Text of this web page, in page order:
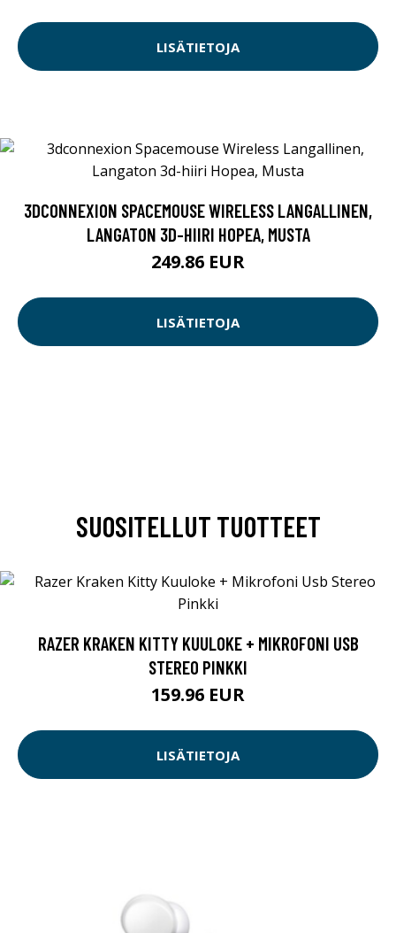
LISÄTIETOJA
3DCONNEXION SPACEMOUSE WIRELESS LANGALLINEN,
LANGATON 3D-HIIRI HOPEA, MUSTA
249.86 EUR
LISÄTIETOJA
SUOSITELLUT TUOTTEET
RAZER KRAKEN KITTY KUULOKE + MIKROFONI USB
STEREO PINKKI
159.96 EUR
LISÄTIETOJA